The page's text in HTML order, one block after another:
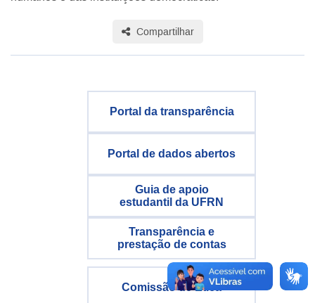
Compartilhar
Portal da transparência
Portal de dados abertos
Guia de apoio
estudantil da UFRN
Transparência e
prestação de contas
Comissão de Ética